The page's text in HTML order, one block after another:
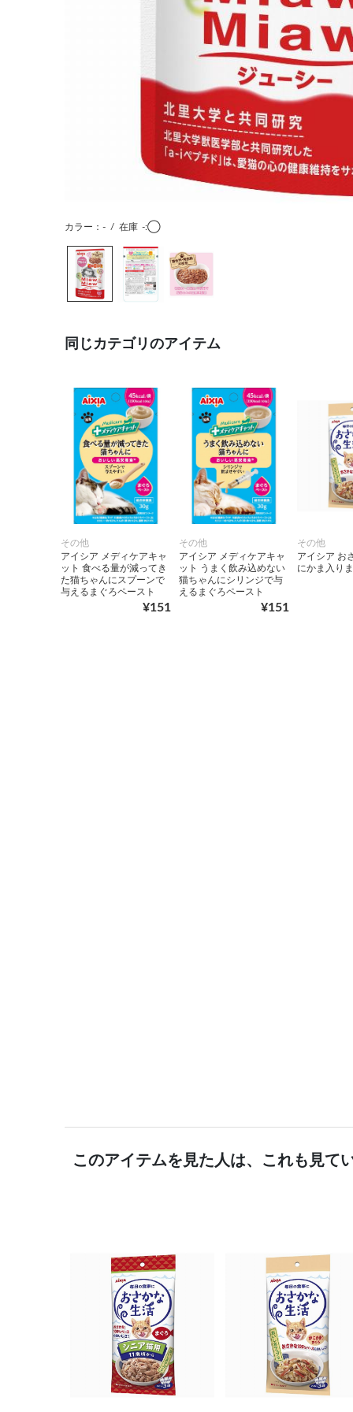
カラー：- / 在庫 -:◯
同じカテゴリのアイテム
その他
アイシア メディケアキャ
ット 食べる量が減ってき
た猫ちゃんにスプーンで
与えるまぐろペースト
¥151
その他
アイシア メディケアキャ
ット うまく飲み込めない
猫ちゃんにシリンジで与
えるまぐろペースト
¥151
その他
アイシア お
にかま入り
このアイテムを見た人は、これも見て